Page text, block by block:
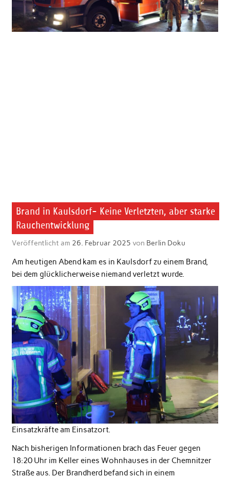
Brand in Kaulsdorf- Keine Verletzten, aber starke
Rauchentwicklung
Veröffentlicht am 26. Februar 2025 von Berlin Doku
Am heutigen Abend kam es in Kaulsdorf zu einem Brand,
bei dem glücklicherweise niemand verletzt wurde.
Einsatzkräfte am Einsatzort.
Nach bisherigen Informationen brach das Feuer gegen
18:20 Uhr im Keller eines Wohnhauses in der Chemnitzer
Straße aus. Der Brandherd befand sich in einem